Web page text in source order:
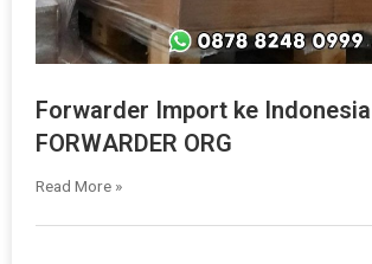
Forwarder Import ke
FORWARDER ORG
Read More »